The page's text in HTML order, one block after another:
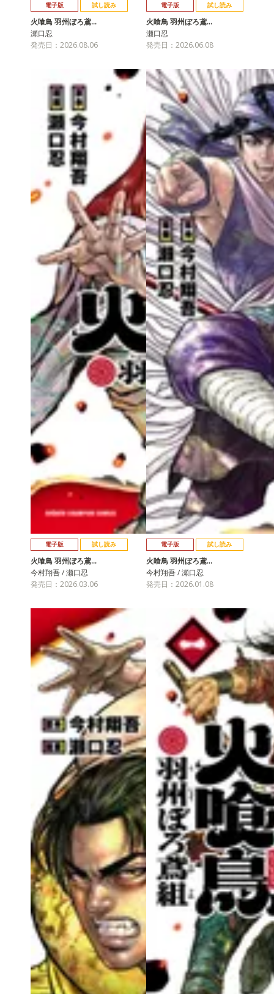
電子版 試し読み
火喰鳥 羽州ぼろ鳶…
瀬口忍
発売日：2026.08.06
電子版 試し読み
火喰鳥 羽州ぼろ鳶…
瀬口忍
発売日：2026.06.08
電子版 試し読み
火喰鳥 羽州ぼろ鳶…
今村翔吾 / 瀬口忍
発売日：2026.03.06
電子版 試し読み
火喰鳥 羽州ぼろ鳶…
今村翔吾 / 瀬口忍
発売日：2026.01.08